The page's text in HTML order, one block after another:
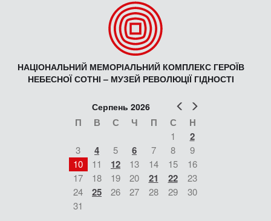
НАЦІОНАЛЬНИЙ МЕМОРІАЛЬНИЙ КОМПЛЕКС ГЕРОЇВ
НЕБЕСНОЇ СОТНІ – МУЗЕЙ РЕВОЛЮЦІЇ ГІДНОСТІ
Попер
Серпень 2026
П В С Ч П С Н
1 2
3 4 5 6 7 8
9
10
11 12 13 14 15
16
17
18 19 20 21 22
23
24
25 26 27 28 29
30
31